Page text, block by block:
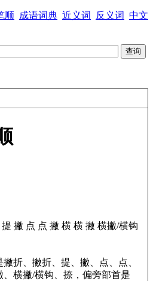
顺 成语词典 近义词 反义词 中文
撇 点 点 撇 横 横 撇 横撇/横钩
折、撇折、提、撇、点、点、
、横撇/横钩、捺，偏旁部首是